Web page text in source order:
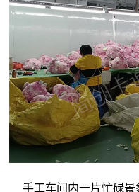
手工车间内一片忙碌